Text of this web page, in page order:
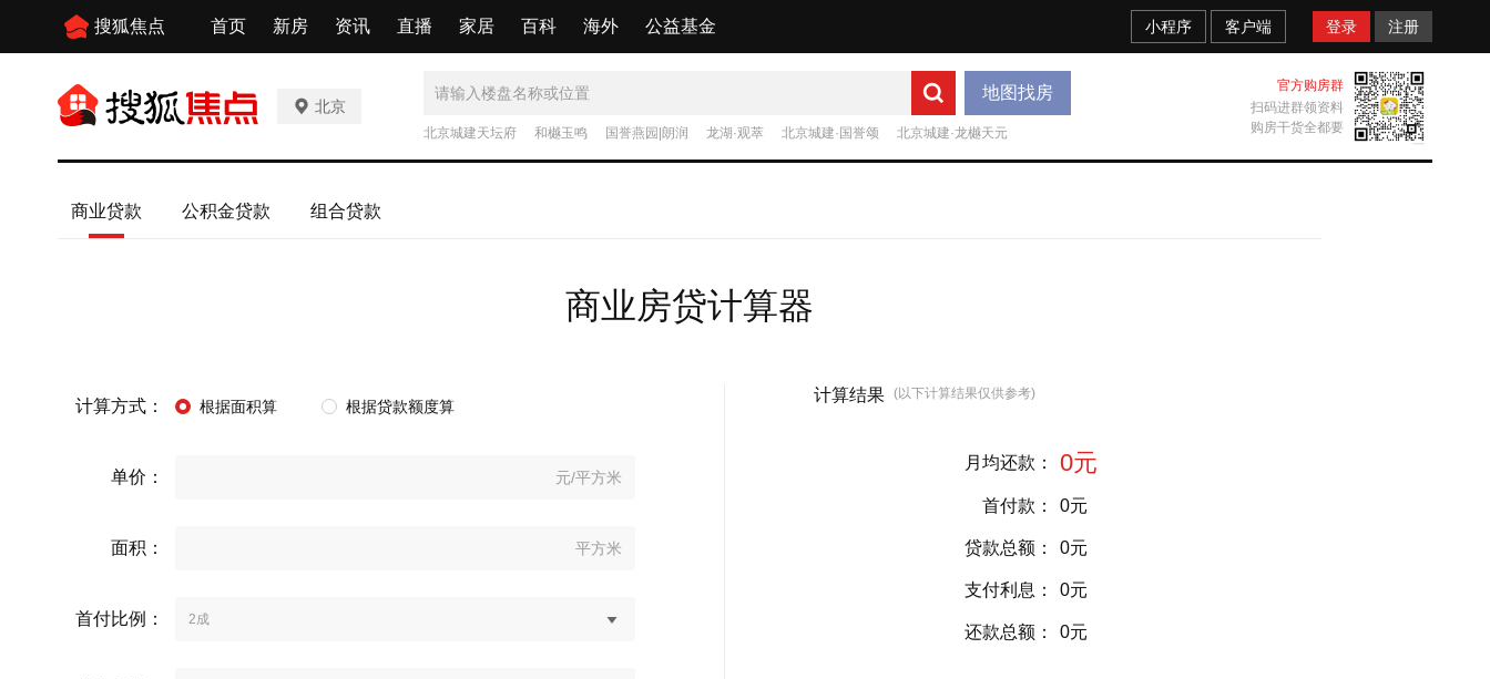
搜狐焦点 首页 新房 资讯 直播 家居 百科 海外 公益基金 小程序 客户端 登录 注册
北京
地图找房
北京城建天坛府 和樾玉鸣 国誉燕园|朗润 龙湖·观萃 北京城建·国誉颂 北京城建·龙樾天元
官方购房群
扫码进群领资料
购房干货全都要
商业贷款 公积金贷款 组合贷款
商业房贷计算器
计算方式： 根据面积算 根据贷款额度算
单价： 元/平方米
面积： 平方米
首付比例： 2成
计算结果 (以下计算结果仅供参考)
月均还款： 0元
首付款： 0元
贷款总额： 0元
支付利息： 0元
还款总额： 0元